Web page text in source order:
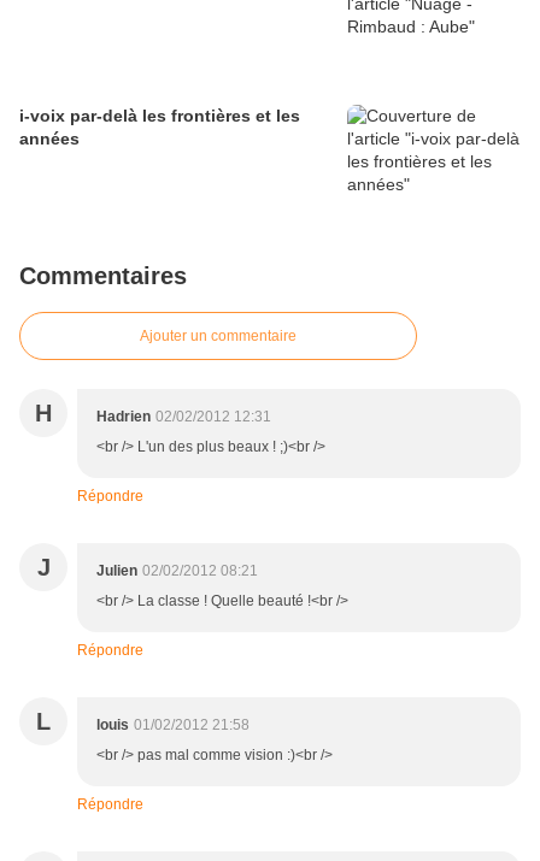
i-voix par-delà les frontières et les
années
Commentaires
Ajouter un commentaire
H Hadrien 02/02/2012 12:31
<br /> L'un des plus beaux ! ;)<br />
Répondre
J Julien 02/02/2012 08:21
<br /> La classe ! Quelle beauté !<br />
Répondre
L louis 01/02/2012 21:58
<br /> pas mal comme vision :)<br />
Répondre